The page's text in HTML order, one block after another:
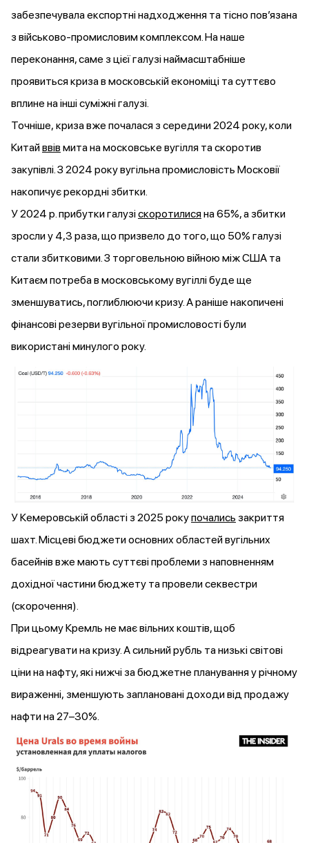
забезпечувала експортні надходження та тісно пов’язана
з військово-промисловим комплексом. На наше
переконання, саме з цієї галузі наймасштабніше
проявиться криза в московській економіці та суттєво
вплине на інші суміжні галузі.
Точніше, криза вже почалася з середини 2024 року, коли
Китайввів мита на московське вугілля та скоротив
закупівлі. З 2024 року вугільна промисловість Московії
накопичує рекордні збитки.
У 2024 р. прибутки галузіскоротилисяна 65%, а збитки
зросли у 4,3 раза, що призвело до того, що 50% галузі
стали збитковими. З торговельною війною між США та
Китаєм потреба в московському вугіллі буде ще
зменшуватись, поглиблюючи кризу. А раніше накопичені
фінансові резерви вугільної промисловості були
використані минулого року.
У Кемеровській області з 2025 рокупочались закриття
шахт. Місцеві бюджети основних областей вугільних
басейнів вже мають суттєві проблеми з наповненням
дохідної частини бюджету та провели секвестри
(скорочення).
При цьому Кремль не має вільних коштів, щоб
відреагувати на кризу. А сильний рубль та низькі світові
ціни на нафту, які нижчі за бюджетне планування у річному
вираженні, зменшують заплановані доходи від продажу
нафти на 27–30%.